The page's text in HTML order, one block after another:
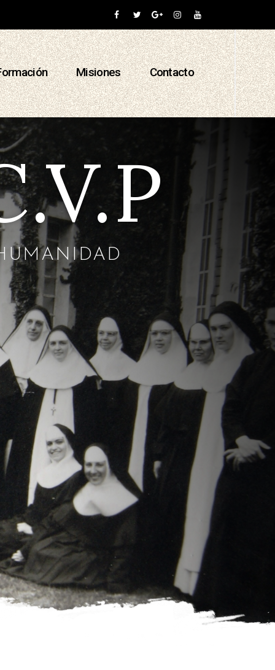
Misiones Contacto